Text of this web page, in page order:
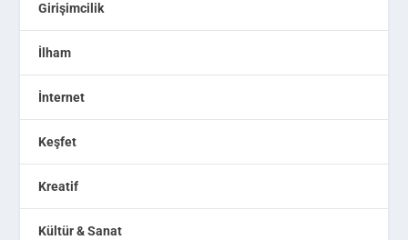
Girişimcilik
İlham
İnternet
Keşfet
Kreatif
Kültür & Sanat